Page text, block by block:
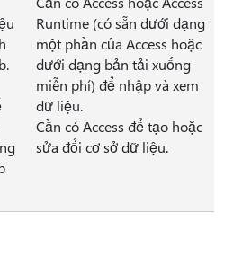
Runtime (có sẵn dưới dạng
một phần của Access hoặc
dưới dạng bản tải xuống
miễn phí) để nhập và xem
dữ liệu.
Cần có Access để tạo hoặc
sửa đổi cơ sở dữ liệu.